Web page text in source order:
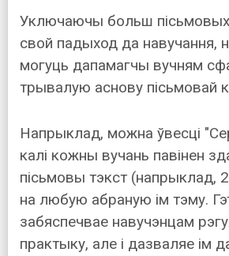
Уключаючы больш пісьмовых
свой падыход да навучання,
могуць дапамагчы вучням
трывалую аснову пісьмовай
Напрыклад, можна ўвесці
калі кожны вучань павінен
пісьмовы тэкст (напрыклад,
на любую абраную ім тэму.
забяспечвае навучэнцам
практыку, але і дазваляе ім